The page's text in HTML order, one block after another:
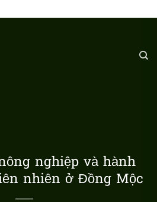
nghiệp và hành
nhiên ở Đồng Mộc